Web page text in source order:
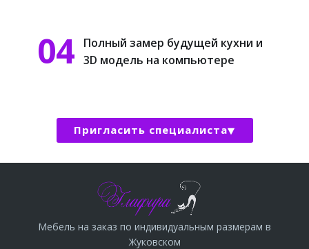
Полный замер будущей кухни и
3D модель на компьютере
04
Пригласить специалиста
Мебель на заказ по индивидуальным размерам в
Жуковском